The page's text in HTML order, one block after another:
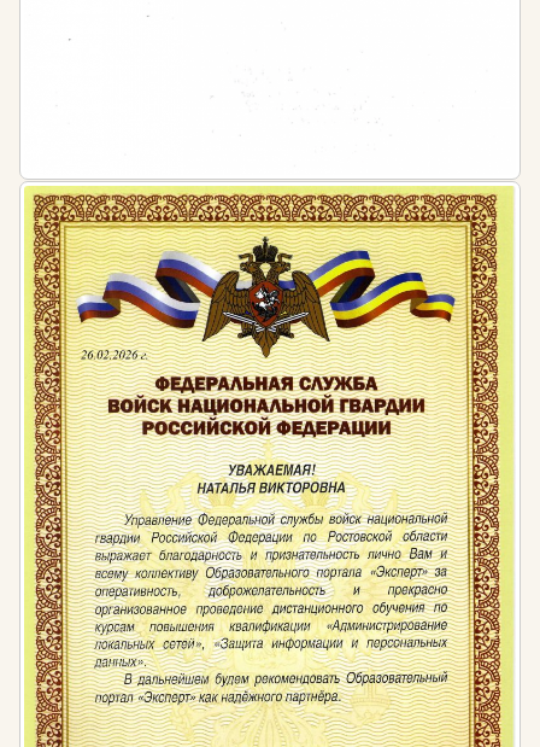
профессиональными стандартами, внутренними
повышать квалификацию чаще. Например, в
соответствии с Приказом от 27 ноября 2014 года
необходимо проходить обучение не реже 1 раза в
3 года.
Обратите внимание, что получение должного
уровня квалификации в нефтегазовой сфере
обеспечивает не только постоянная практика, но и
разносторонняя теоретическая подготовка.
Штраф за несоблюдение требований
законодательства:
Мера ответственности за несоблюдение правил к
квалификационным требованиям сотрудников
устанавливается ч. 1 ст. 5.27 КоАП РФ от 30.12.2001
№ 195-ФЗ и ведёт к наложению штрафов:
для должностных лиц — от 1 до 5 тысяч рублей
для лиц, осуществляющих
предпринимательскую деятельность без
образования юридического лица — от 1 до 5
тысяч рублей